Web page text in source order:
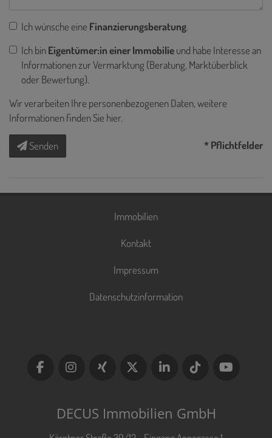
Ich wünsche eine Finanzierungsberatung.
Ich binEigentümer:in einer Immobilieund habe Interesse an
Informationen zur Vermarktung (Beratung, Marktüberblick
oder Bewertung).
Wir verarbeiten Ihre personenbezogenen Daten, weitere
Informationen finden Sie hier.
Senden * Pflichtfelder
Immobilien
Kontakt
Impressum
Datenschutzinformation
DECUS Immobilien GmbH